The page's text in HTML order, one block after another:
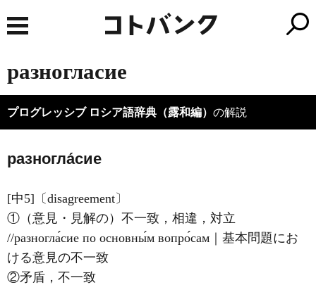
разногласие
プログレッシブ ロシア語辞典（露和編） の解説
разногла́сие
[中5]〔disagreement〕
①（意見・見解の）不一致，相違，対立
//разногла́сие по основны́м вопро́сам｜基本問題にお
ける意見の不一致
②矛盾，不一致